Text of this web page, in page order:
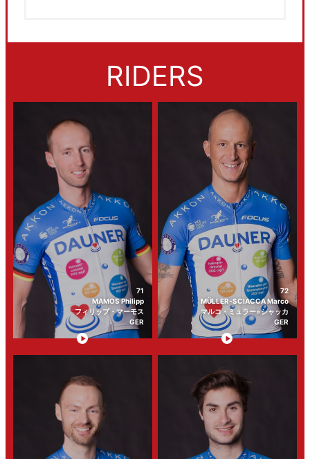
RIDERS
71
MAMOS Philipp
フィリップ・マーモス
GER
72
MÜLLER-SCIACCA Marco
マルコ・ミュラー=シャッカ
GER